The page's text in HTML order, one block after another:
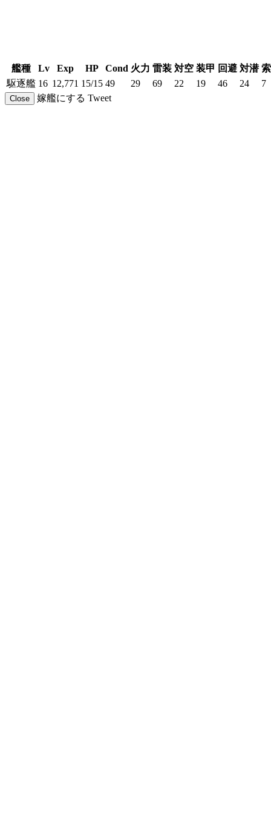
艦種 Lv Exp HP Cond 火力 雷装 対空 装甲 回避 対潜
駆逐艦 16 12,771 15/15 49 29 69 22 19 46 24 7
Close 嫁艦にする Tweet